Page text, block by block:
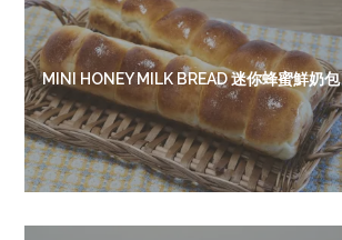
MINI HONEY MILK BREAD 迷你蜂蜜鮮奶包